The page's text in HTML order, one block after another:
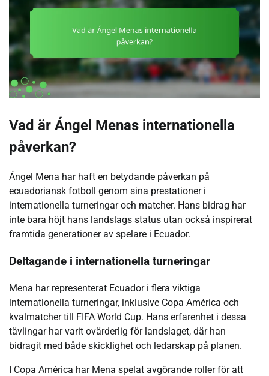
Vad är Ángel Menas internationella
påverkan?
Ángel Mena har haft en betydande påverkan på
ecuadoriansk fotboll genom sina prestationer i
internationella turneringar och matcher. Hans bidrag har
inte bara höjt hans landslags status utan också inspirerat
framtida generationer av spelare i Ecuador.
Deltagande i internationella turneringar
Mena har representerat Ecuador i flera viktiga
internationella turneringar, inklusive Copa América och
kvalmatcher till FIFA World Cup. Hans erfarenhet i dessa
tävlingar har varit ovärderlig för landslaget, där han
bidragit med både skicklighet och ledarskap på planen.
I Copa América har Mena spelat avgörande roller för att